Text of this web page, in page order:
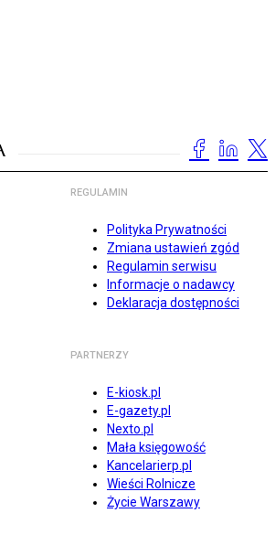
REGULAMIN
Polityka Prywatności
Zmiana ustawień zgód
Regulamin serwisu
Informacje o nadawcy
Deklaracja dostępności
PARTNERZY
E-kiosk.pl
E-gazety.pl
Nexto.pl
Mała księgowość
Kancelarierp.pl
Wieści Rolnicze
Życie Warszawy